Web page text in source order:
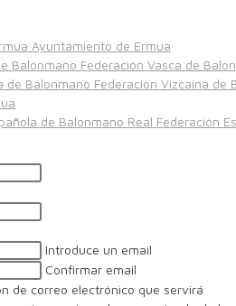
Ayuntamiento de Ermua
Federación Vasca de
Federación Vizcaína de
Real Federación
Introduce un email
Confirmar email
de correo electrónico que servirá